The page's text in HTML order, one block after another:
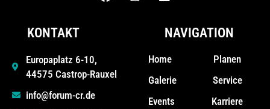
KONTAKT
Europaplatz 6-10,
44575 Castrop-Rauxel
info@forum-cr.de
NAVIGATION
Home
Galerie
Events
Planen
Service
Karriere